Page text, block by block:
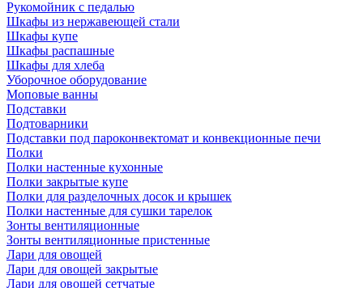
Рукомойник с педалью
Шкафы из нержавеющей стали
Шкафы купе
Шкафы распашные
Шкафы для хлеба
Уборочное оборудование
Моповые ванны
Подставки
Подтоварники
Подставки под пароконвектомат и конвекционные печи
Полки
Полки настенные кухонные
Полки закрытые купе
Полки для разделочных досок и крышек
Полки настенные для сушки тарелок
Зонты вентиляционные
Зонты вентиляционные пристенные
Лари для овощей
Лари для овощей закрытые
Лари для овощей сетчатые